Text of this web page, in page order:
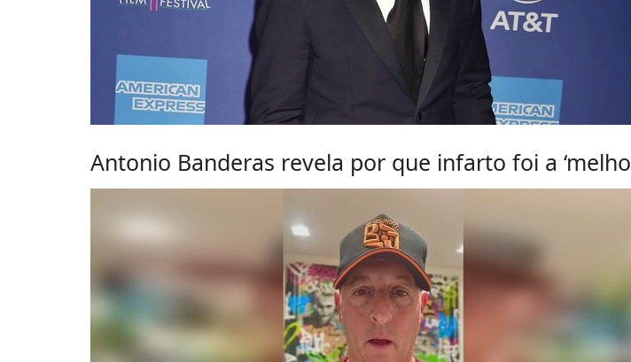
Antonio Banderas revela por que infarto foi a